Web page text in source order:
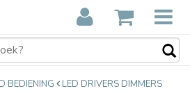
DualWhite/RGB/RGBW/RGBCCT
controller 12A, 12V-24V IP66
BEDIENING
LED DRIVERS DIMMERS